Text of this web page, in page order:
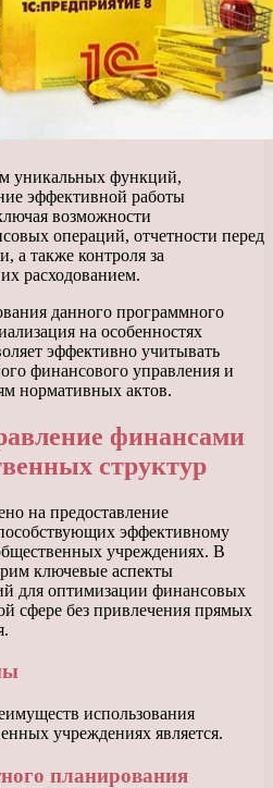
уникальных функций,
эффективной работы
возможности
операций, отчетности перед
а также контроля за
расходованием.
данного программного
на особенностях
эффективно учитывать
финансового управления и
нормативных актов.
финансами
структур
на предоставление
эффективному
учреждениях. В
ключевые аспекты
для оптимизации финансовых
сфере без привлечения прямых
использования
учреждениях является.
планирования